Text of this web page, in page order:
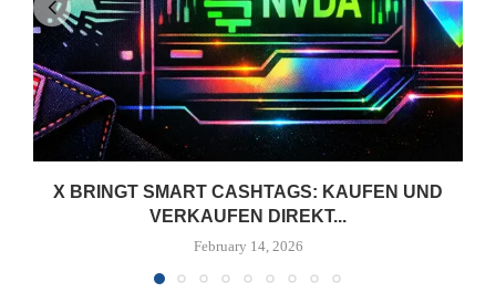
X BRINGT SMART CASHTAGS: KAUFEN UND
VERKAUFEN DIREKT...
February 14, 2026